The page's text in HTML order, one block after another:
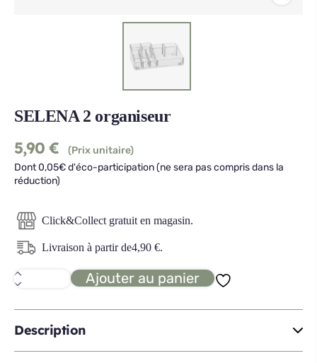
SELENA 2 organiseur
5,90 €
(Prix unitaire)
Dont 0,05€ d'éco-participation (ne sera pas compris dans la
réduction)
Click&Collect gratuit en magasin.
Livraison à partir de4,90 €.
quantité
de
2
organiseur
Ajouter au panier
Description